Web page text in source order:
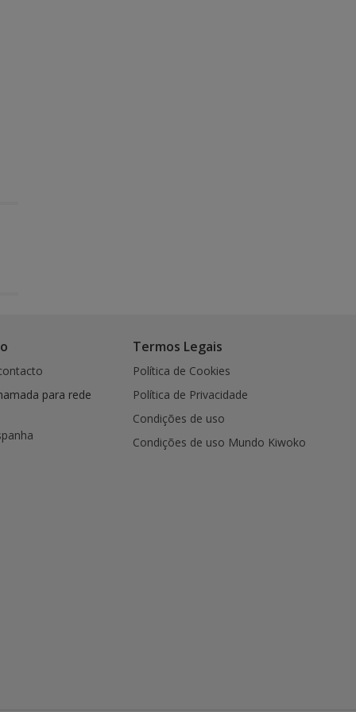
para rede
Termos Legais
Política de Cookies
Política de Privacidade
Condições de uso
Condições de uso Mundo Kiwoko